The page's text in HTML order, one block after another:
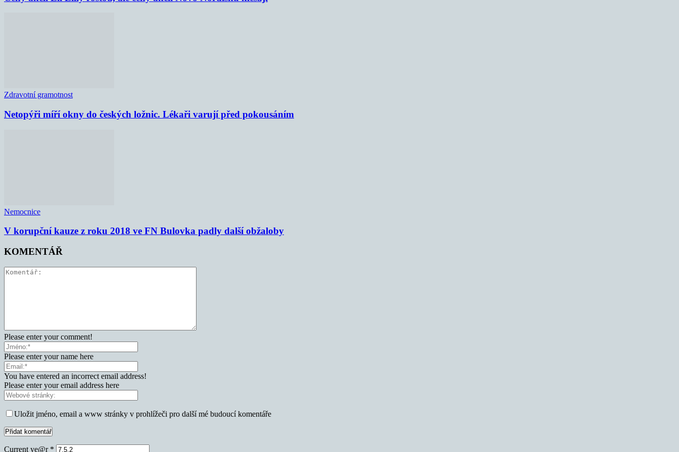
Zdravotní gramotnost
Netopýři míří okny do českých ložnic. Lékaři varují před pokousáním
Nemocnice
V korupční kauze z roku 2018 ve FN Bulovka padly další obžaloby
KOMENTÁŘ
Please enter your comment!
Please enter your name here
You have entered an incorrect email address!
Please enter your email address here
Uložit jméno, email a www stránky v prohlížeči pro další mé budoucí komentáře
Current ye@r *